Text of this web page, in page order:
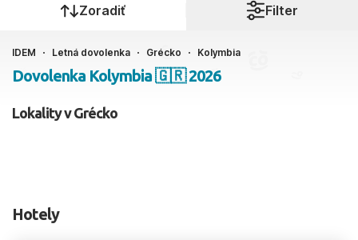
Kedy cestujete?
Ako cestujete?
2 dospelí, 0 deti
Zoradiť Filter
IDEM Letná dovolenka Grécko Kolymbia
Dovolenka Kolymbia 🇬🇷 2026
Lokality v Grécko
Hotely